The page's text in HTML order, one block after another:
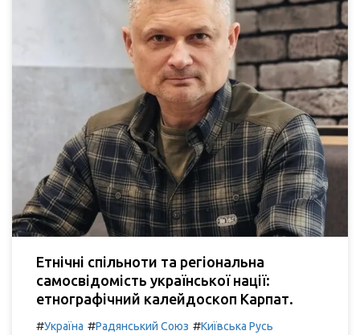
Етнічні спільноти та регіональна
самосвідомість української нації:
етнографічний калейдоскоп Карпат.
#Україна #Радянський Союз #Київська Русь